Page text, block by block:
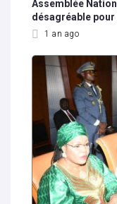
Assemblée
désagréable
1 an ago